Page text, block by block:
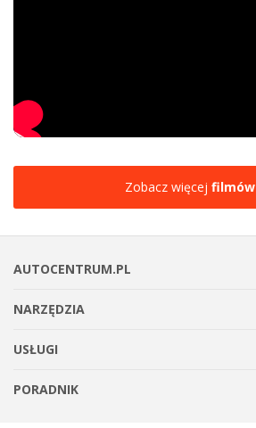
Zobacz więcej filmów
AUTOCENTRUM.PL
NARZĘDZIA
USŁUGI
PORADNIK